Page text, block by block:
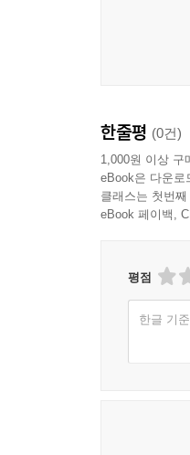
한줄평 (0건)
1,000원 이상 구
eBook은 다운로
클래스는 첫번
eBook 페이백,
평점
한글 기